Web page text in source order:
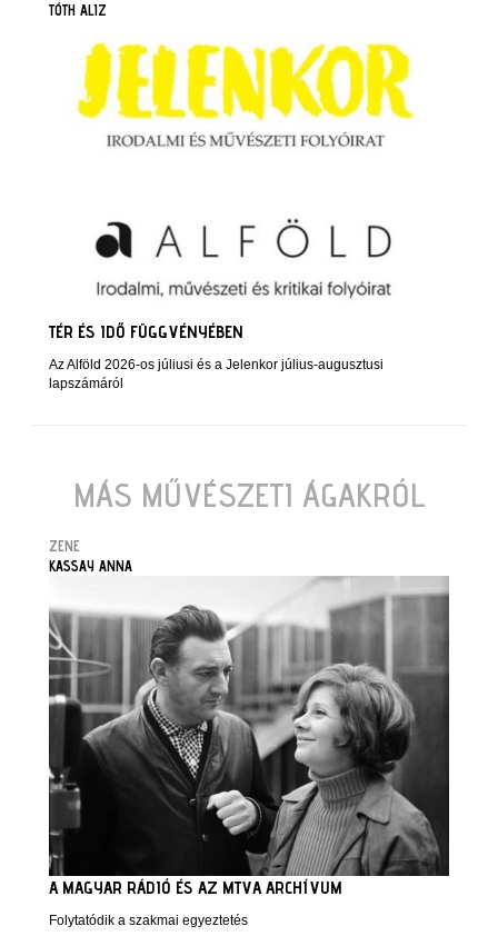
TÓTH ALIZ
TÉR ÉS IDŐ FÜGGVÉNYÉBEN
Az Alföld 2026-os júliusi és a Jelenkor július-augusztusi
lapszámáról
MÁS MŰVÉSZETI ÁGAKRÓL
ZENE
KASSAY ANNA
A MAGYAR RÁDIÓ ÉS AZ MTVA ARCHÍVUM
Folytatódik a szakmai egyeztetés